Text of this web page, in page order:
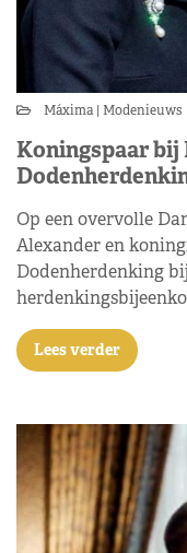
Máxima Modenieuws
Koningspaar bij
Op een overvolle
Alexander en
Dodenherdenking
Lees verder